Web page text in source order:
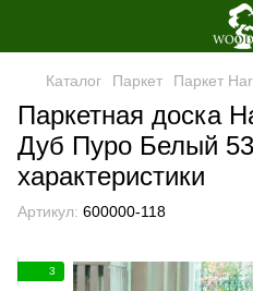
Каталог Паркет Паркет
Паркетная доска
Дуб Пуро Белый
характеристики
Артикул: 600000-118
3